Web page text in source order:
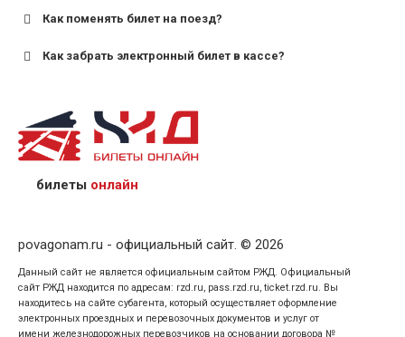
Как поменять билет на поезд?
Как забрать электронный билет в кассе?
назвав кассиру 14-значный номер заказа;
предъявив удостоверение личности пассажира, на
кого оформлен билет.
билеты онлайн
povagonam.ru - официальный сайт. © 2026
Данный сайт не является официальным сайтом РЖД. Официальный
сайт РЖД находится по адресам: rzd.ru, pass.rzd.ru, ticket.rzd.ru. Вы
находитесь на сайте субагента, который осуществляет оформление
электронных проездных и перевозочных документов и услуг от
имени железнодорожных перевозчиков на основании договора №